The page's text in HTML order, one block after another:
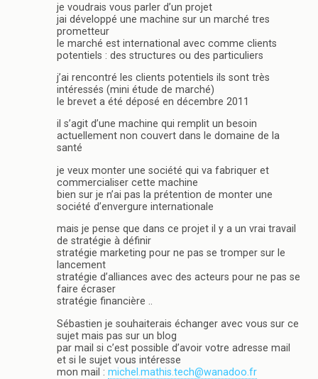
je voudrais vous parler d’un projet
jai développé une machine sur un marché tres
prometteur
le marché est international avec comme clients
potentiels : des structures ou des particuliers
j’ai rencontré les clients potentiels ils sont très
intéressés (mini étude de marché)
le brevet a été déposé en décembre 2011
il s’agit d’une machine qui remplit un besoin
actuellement non couvert dans le domaine de la
santé
je veux monter une société qui va fabriquer et
commercialiser cette machine
bien sur je n’ai pas la prétention de monter une
société d’envergure internationale
mais je pense que dans ce projet il y a un vrai travail
de stratégie à définir
stratégie marketing pour ne pas se tromper sur le
lancement
stratégie d’alliances avec des acteurs pour ne pas se
faire écraser
stratégie financière ..
Sébastien je souhaiterais échanger avec vous sur ce
sujet mais pas sur un blog
par mail si c’est possible d’avoir votre adresse mail
et si le sujet vous intéresse
mon mail : michel.mathis.tech@wanadoo.fr